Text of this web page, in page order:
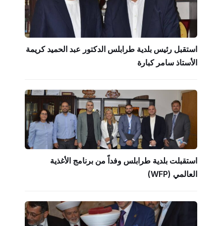
استقبل رئيس بلدية طرابلس الدكتور عبد الحميد كريمة
الأستاذ سامر كبارة
استقبلت بلدية طرابلس وفداً من برنامج الأغذية
العالمي (WFP)